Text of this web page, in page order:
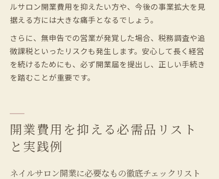
ルサロン開業費用を抑えたい方や、今後の事業拡大を見
据える方には大きな痛手となるでしょう。
さらに、無申告での営業が発覚した場合、税務調査や追
徴課税といったリスクも発生します。安心して長く経営
を続けるためにも、必ず開業届を提出し、正しい手続き
を踏むことが重要です。
開業費用を抑える必需品リスト
と実践例
ネイルサロン開業に必要なもの徹底チェックリスト